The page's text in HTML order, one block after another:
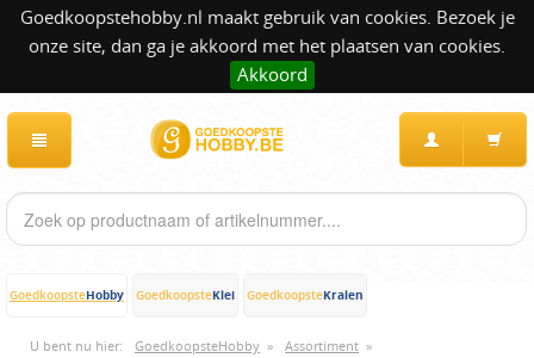
Goedkoopstehobby.nl maakt gebruik van cookies. Bezoek je
onze site, dan ga je akkoord met het plaatsen van cookies.
Akkoord
GoedkoopsteHobby GoedkoopsteKlei GoedkoopsteKralen
U bent nu hier: GoedkoopsteHobby » Assortiment »